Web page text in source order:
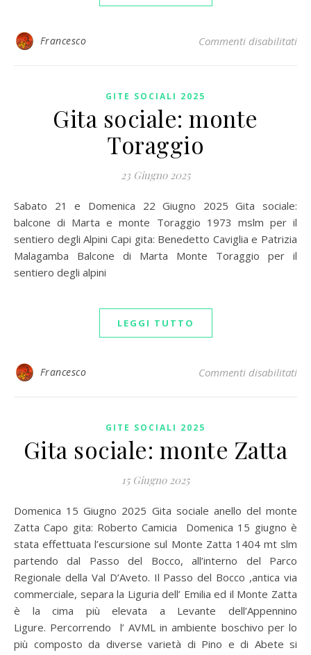
Francesco Commenti disabilitatisu
GITE SOCIALI 2025
Gita sociale: monte
Toraggio
23 Giugno 2025
Sabato 21 e Domenica 22 Giugno 2025 Gita sociale:
balcone di Marta e monte Toraggio 1973 mslm per il
sentiero degli Alpini Capi gita: Benedetto Caviglia e Patrizia
Malagamba Balcone di Marta Monte Toraggio per il
sentiero degli alpini
LEGGI TUTTO
Francesco Commenti disabilitatisu
GITE SOCIALI 2025
Gita sociale: monte Zatta
15 Giugno 2025
Domenica 15 Giugno 2025 Gita sociale anello del monte
Zatta Capo gita: Roberto Camicia Domenica 15 giugno è
stata effettuata l’escursione sul Monte Zatta 1404 mt slm
partendo dal Passo del Bocco, all’interno del Parco
Regionale della Val D’Aveto. Il Passo del Bocco ,antica via
commerciale, separa la Liguria dell’ Emilia ed il Monte Zatta
è la cima più elevata a Levante dell’Appennino
Ligure. Percorrendo l’ AVML in ambiente boschivo per lo
più composto da diverse varietà di Pino e di Abete si